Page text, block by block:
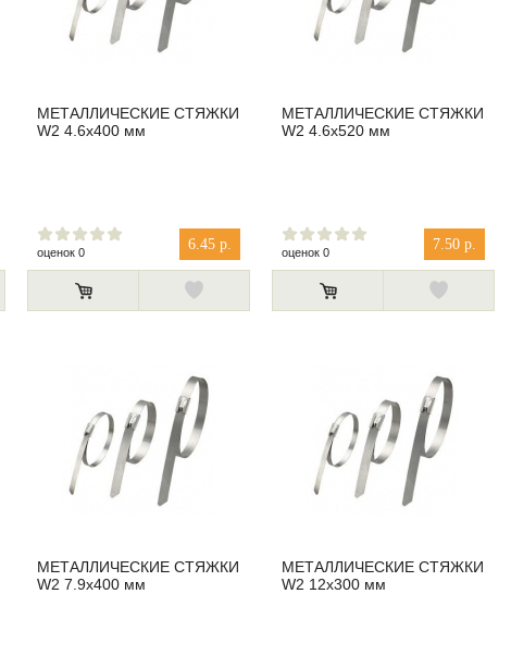
МЕТАЛЛИЧЕСКИЕ СТЯЖКИ
W2 4.6x400 мм
6.45 р.
оценок 0
МЕТАЛЛИЧЕСКИЕ СТЯЖКИ
W2 4.6x520 мм
7.50 р.
оценок 0
МЕТАЛЛИЧЕСКИЕ СТЯЖКИ
W2 7.9x400 мм
МЕТАЛЛИЧЕСКИЕ СТЯЖКИ
W2 12x300 мм